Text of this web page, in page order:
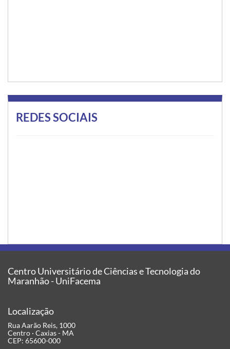
REDES SOCIAIS
Centro Universitário de Ciências e Tecnologia do
Maranhão - UniFacema
Localização
Rua Aarão Reis, 1000
Centro · Caxias - MA
CEP: 65600-000